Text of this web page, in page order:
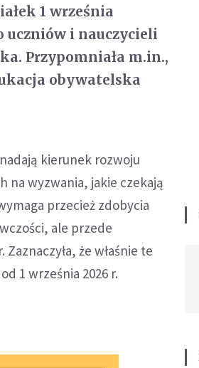
1 września
uczniów i nauczycieli
Przypomniała m.in.,
obywatelska
kierunek rozwoju
na wyzwania, jakie czekają
przecież zdobycia
ale przede
że właśnie te
1 września 2026 r.